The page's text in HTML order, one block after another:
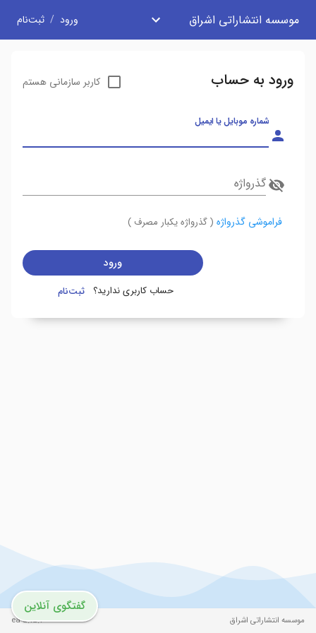
موسسه انتشاراتی اشراق ورود / ثبت‌نام
گفتگوی آنلاین
ورود به حساب کاربر سازمانی هستم
شماره موبایل یا ایمیل
گذرواژه
فراموشی گذرواژه ( گذرواژه یکبار مصرف )
ورود
حساب کاربری ندارید؟ ثبت‌نام
موسسه انتشاراتی اشراق ea-5.15.200